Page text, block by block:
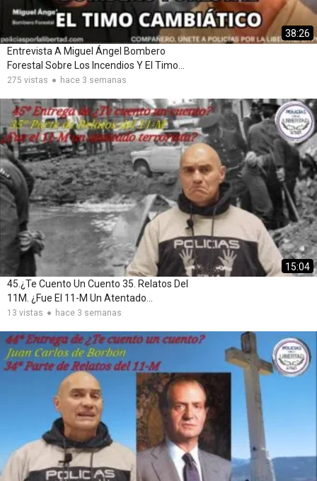
38:26
Entrevista A Miguel Ángel Bombero
Forestal Sobre Los Incendios Y El Timo
Cambiático
275 vistas hace 3 semanas
15:04
45.¿Te Cuento Un Cuento 35. Relatos Del
11M. ¿Fue El 11-M Un Atentado
Terrorista?
13 vistas hace 3 semanas